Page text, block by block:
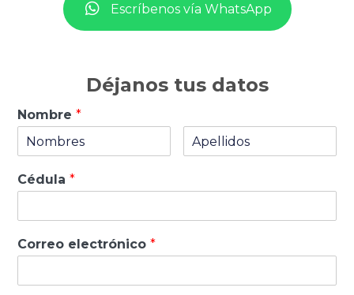
Escríbenos vía WhatsApp
Déjanos tus datos
Nombre*
Cédula*
Correo electrónico*